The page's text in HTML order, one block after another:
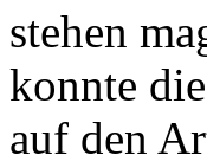
stehen
konnte
auf den